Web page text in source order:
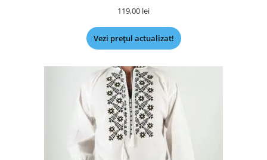
119,00 lei
Vezi prețul actualizat!